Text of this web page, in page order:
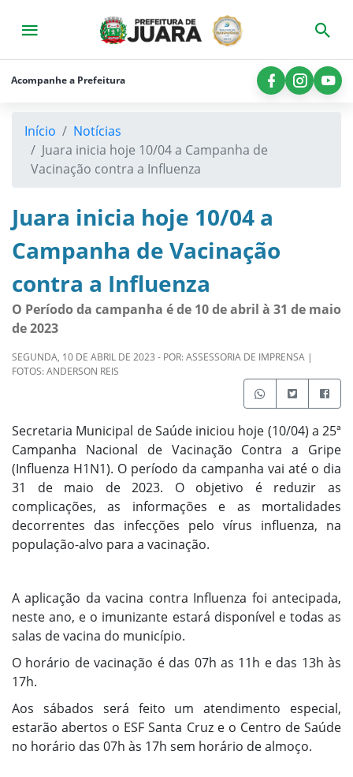
Início
A
Prefeitura
Consultas
Secretarias
Imprensa
Legislação
Contato
×
Acompanhe a Prefeitura
Início
Notícias
Juara inicia hoje 10/04 a Campanha de
Vacinação contra a Influenza
Juara inicia hoje 10/04 a
Campanha de Vacinação
contra a Influenza
O Período da campanha é de 10 de abril à 31 de maio
de 2023
SEGUNDA, 10 DE ABRIL DE 2023 - POR: ASSESSORIA DE IMPRENSA |
FOTOS: ANDERSON REIS
Secretaria Municipal de Saúde iniciou hoje (10/04) a 25ª
Campanha Nacional de Vacinação Contra a Gripe
(Influenza H1N1). O período da campanha vai até o dia
31 de maio de 2023.
O objetivo é reduzir as
complicações, as informações e as mortalidades
decorrentes das infecções pelo vírus influenza, na
população-alvo para a vacinação.
A aplicação da vacina contra Influenza foi antecipada,
neste ano, e o imunizante estará disponível e todas as
salas de vacina do município.
O horário de vacinação é das 07h as 11h e das 13h às
17h.
Aos sábados será feito um atendimento especial,
estarão abertos o ESF Santa Cruz e o Centro de Saúde
no horário das 07h às 17h sem horário de almoço.